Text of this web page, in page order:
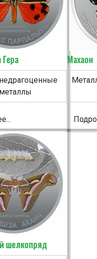
недрагоценные
металлы
Махаон
шелкопряд